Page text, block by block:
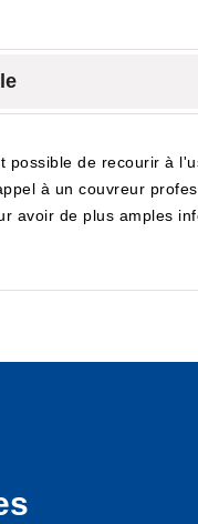
de recourir à
à un couvreur
avoir de plus amples